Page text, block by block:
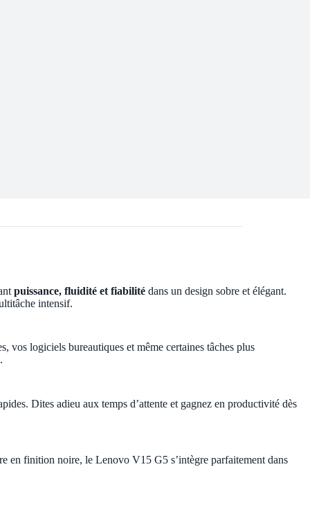
puissance, fluidité et fiabilité dans un design sobre et élégant.
intensif.
vos logiciels bureautiques et même certaines tâches plus
Dites adieu aux temps d’attente et gagnez en productivité dès
en finition noire, le Lenovo V15 G5 s’intègre parfaitement dans